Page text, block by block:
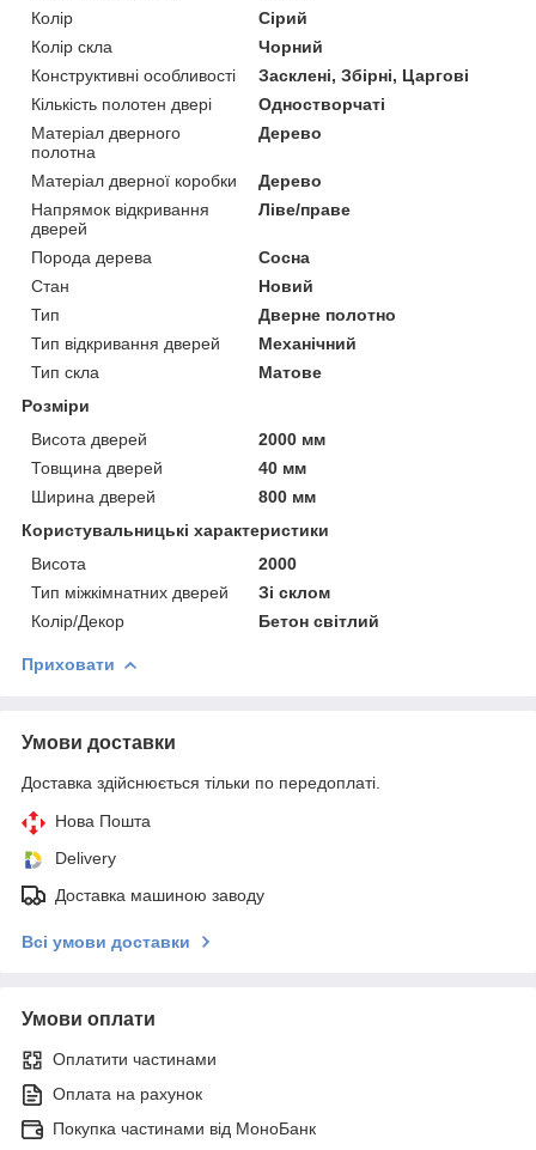
Колір
Сірий
Колір скла
Чорний
Конструктивні особливості
Засклені, Збірні, Царгові
Кількість полотен двері
Одностворчаті
Матеріал дверного
полотна
Дерево
Матеріал дверної коробки
Дерево
Напрямок відкривання
дверей
Ліве/праве
Порода дерева
Сосна
Стан
Новий
Тип
Дверне полотно
Тип відкривання дверей
Механічний
Тип скла
Матове
Розміри
Висота дверей
2000 мм
Товщина дверей
40 мм
Ширина дверей
800 мм
Користувальницькі характеристики
Висота
2000
Тип міжкімнатних дверей
Зі склом
Колір/Декор
Бетон світлий
Приховати
Умови доставки
Доставка здійснюється тільки по передоплаті.
Нова Пошта
Delivery
Доставка машиною заводу
Всі умови доставки
Умови оплати
Оплатити частинами
Оплата на рахунок
Покупка частинами від МоноБанк